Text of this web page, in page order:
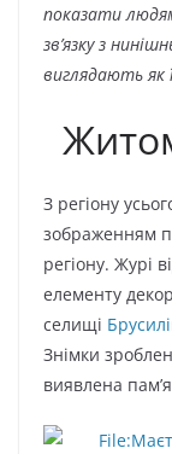
показати
зв’язку з
виглядають як
З регіону
зображенням
регіону. Журі
елементу
селищі
Знімки
виявлена